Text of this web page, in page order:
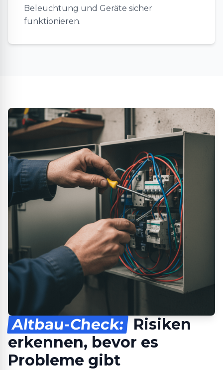
Beleuchtung und Geräte sicher
funktionieren.
Altbau-Check: Risiken
erkennen, bevor es
Probleme gibt